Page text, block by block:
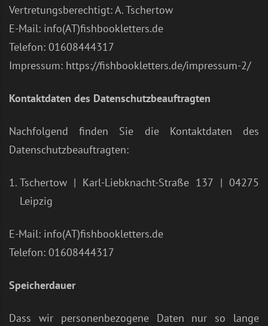
Vertretungsberechtigt: A. Tschertow
E-Mail: info(AT)fishbookletters.de
Telefon: 01608444317
Impressum: https://fishbookletters.de/impressum-2/
Kontaktdaten des Datenschutzbeauftragten
Nachfolgend finden Sie die Kontaktdaten des
Datenschutzbeauftragten:
Tschertow | Karl-Liebknacht-Straße 137 | 04275
Leipzig
E-Mail: info(AT)fishbookletters.de
Telefon: 01608444317
Speicherdauer
Dass wir personenbezogene Daten nur so lange